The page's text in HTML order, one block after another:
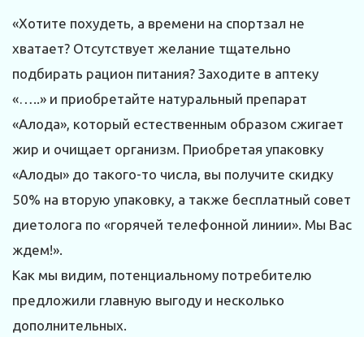
«Хотите похудеть, а времени на спортзал не
хватает? Отсутствует желание тщательно
подбирать рацион питания? Заходите в аптеку
«…..» и приобретайте натуральный препарат
«Алода», который естественным образом сжигает
жир и очищает организм. Приобретая упаковку
«Алоды» до такого-то числа, вы получите скидку
50% на вторую упаковку, а также бесплатный совет
диетолога по «горячей телефонной линии». Мы Вас
ждем!».
Как мы видим, потенциальному потребителю
предложили главную выгоду и несколько
дополнительных.